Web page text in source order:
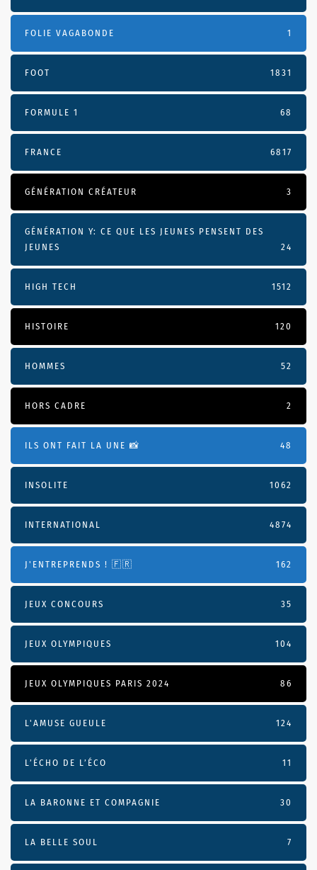
FOLIE VAGABONDE 1
FOOT 1831
FORMULE 1 68
FRANCE 6817
GÉNÉRATION CRÉATEUR 3
GÉNÉRATION Y: CE QUE LES JEUNES PENSENT DES
JEUNES
24
HIGH TECH 1512
HISTOIRE 120
HOMMES 52
HORS CADRE 2
ILS ONT FAIT LA UNE 📸 48
INSOLITE 1062
INTERNATIONAL 4874
J'ENTREPRENDS ! 🇫🇷 162
JEUX CONCOURS 35
JEUX OLYMPIQUES 104
JEUX OLYMPIQUES PARIS 2024 86
L'AMUSE GUEULE 124
L’ÉCHO DE L’ÉCO 11
LA BARONNE ET COMPAGNIE 30
LA BELLE SOUL 7